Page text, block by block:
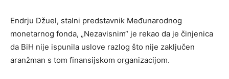
Endrju Džuel, stalni predstavnik Međunarodnog
monetarnog fonda, „Nezavisnim“ je rekao da je činjenica
da BiH nije ispunila uslove razlog što nije zaključen
aranžman s tom finansijskom organizacijom.